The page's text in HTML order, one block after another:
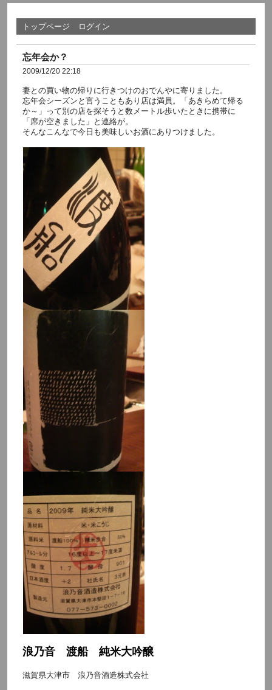
トップページ ログイン
忘年会か？
2009/12/20 22:18
妻との買い物の帰りに行きつけのおでんやに寄りました。
忘年会シーズンと言うこともあり店は満員。「あきらめて帰る
か～」って別の店を探そうと数メートル歩いたときに携帯に
「席が空きました」と連絡が。
そんなこんなで今日も美味しいお酒にありつけました。
浪乃音 渡船 純米大吟醸
滋賀県大津市 浪乃音酒造株式会社